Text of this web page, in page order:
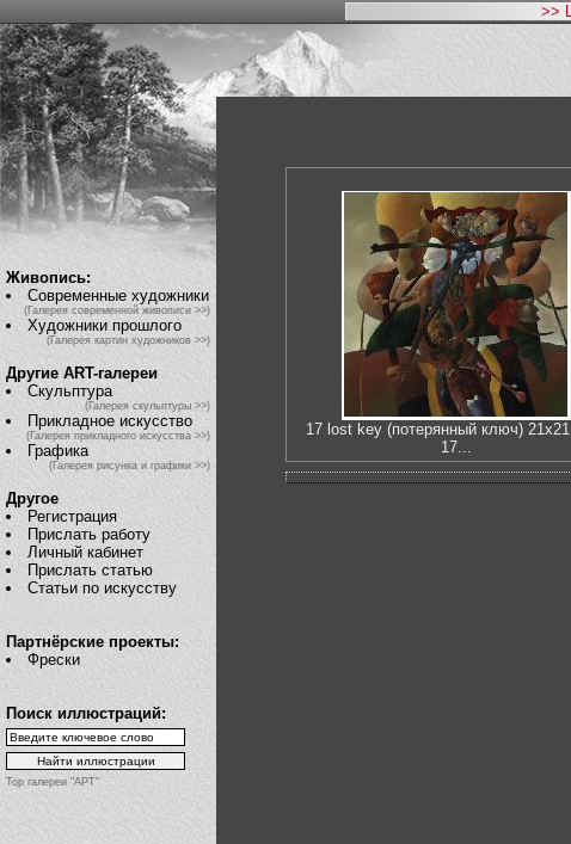
>>
Живопись:
Современные художники
(Галерея современной живописи >>)
Художники прошлого
(Галерея картин художников >>)
Другие ART-галереи
Скульптура
(Галерея скульптуры >>)
Прикладное искусство
(Галерея прикладного искусства >>)
Графика
(Галерея рисунка и графики >>)
Другое
Регистрация
Прислать работу
Личный кабинет
Прислать статью
Статьи по искусству
Партнёрские проекты:
Фрески
Поиск иллюстраций:
Top галереи "АРТ"
17 lost key (потерянный ключ)
17...